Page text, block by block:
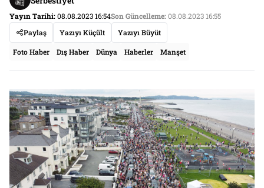
Yayın Tarihi:08.08.2023 16:54Son Güncelleme:08.08.2023 16:55
Paylaş
Yazıyı Küçült Yazıyı Büyüt
Foto Haber Dış Haber Dünya Haberler Manşet